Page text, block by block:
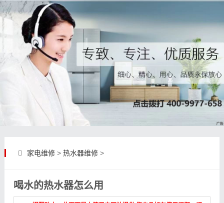
家电维修> 热水器维修>
喝水的热水器怎么用